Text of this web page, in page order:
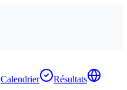
Calendrier
Résultats